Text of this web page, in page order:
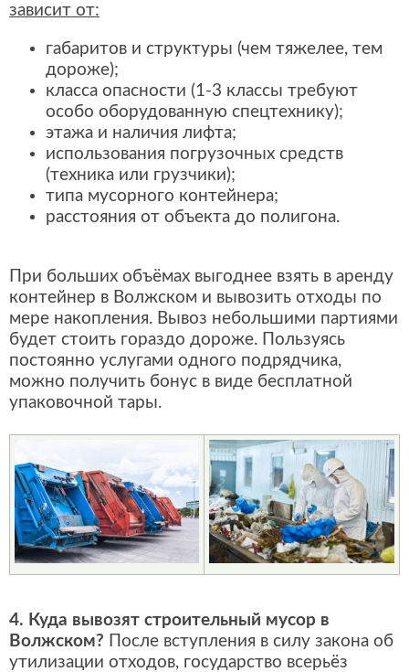
зависит от:
габаритов и структуры (чем тяжелее, тем
дороже);
класса опасности (1-3 классы требуют
особо оборудованную спецтехнику);
этажа и наличия лифта;
использования погрузочных средств
(техника или грузчики);
типа мусорного контейнера;
расстояния от объекта до полигона.
При больших объёмах выгоднее взять в аренду
контейнер в Волжском и вывозить отходы по
мере накопления. Вывоз небольшими партиями
будет стоить гораздо дороже. Пользуясь
постоянно услугами одного подрядчика,
можно получить бонус в виде бесплатной
упаковочной тары.
4. Куда вывозят строительный мусор в
Волжском? После вступления в силу закона об
утилизации отходов, государство всерьёз